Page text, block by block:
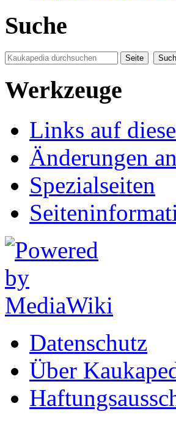
Suche
Werkzeuge
Links auf
Änderungen
Spezialseiten
Datenschutz
Über